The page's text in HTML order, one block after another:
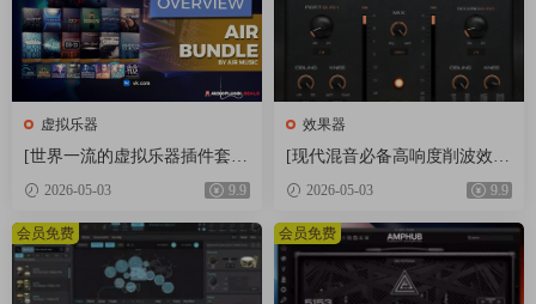
Pure DExpander
Pure Expander
Pure Limiter
Solera
* No iLok Driver installation is required to run.
* Our release loads faster and uses less memory than
虚拟乐器
[世界一流的虚拟乐器插件套
装] AIR Music Technology Instr
uments Bundle 2025-R2R [WiN]
（5.92GB）
2026-05-03 9.9
效果器
[现代混音必备高响度削波效果
插件] Audioloom Maciel Audio
Deux Clipper v1.0.0 [WiN, Mac
OSX]（34.5MB+145MB)
2026-05-03 9.9
会员免费 会员免费